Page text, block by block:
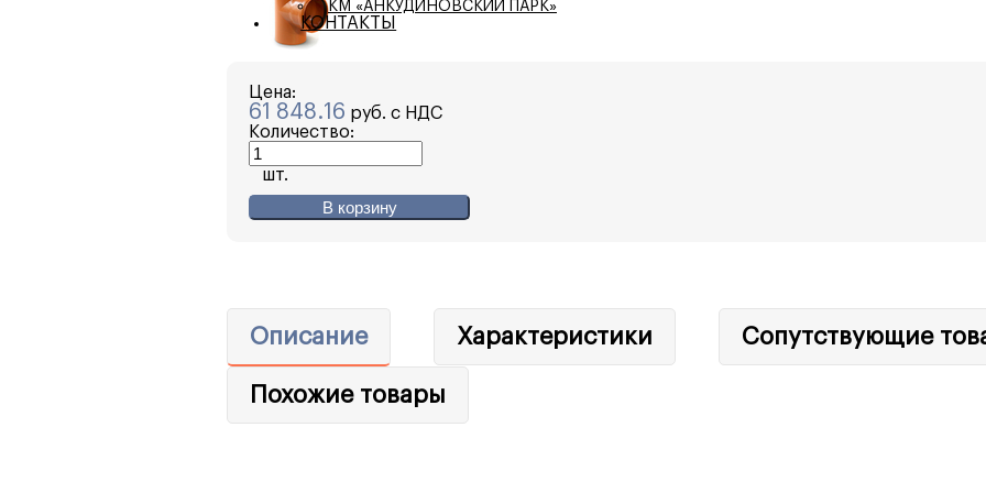
КМ «АНКУДИНОВСКИЙ ПАРК»
КОНТАКТЫ
Цена:
61 848.16 руб. с НДС
Количество:
шт.
В корзину
Описание Характеристики Сопутствующие
Похожие товары